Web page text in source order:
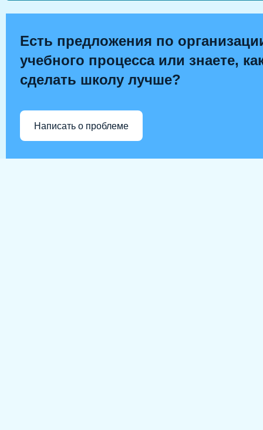
Есть предложения по
учебного процесса или знаете,
сделать школу лучше?
Написать о проблеме